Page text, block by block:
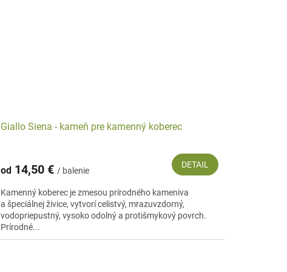
Giallo Siena - kameň pre kamenný koberec
od14,50 € / balenie
DETAIL
Kamenný koberec je zmesou prírodného kameniva
a špeciálnej živice, vytvorí celistvý, mrazuvzdorný,
vodopriepustný, vysoko odolný a protišmykový povrch.
Prírodné...